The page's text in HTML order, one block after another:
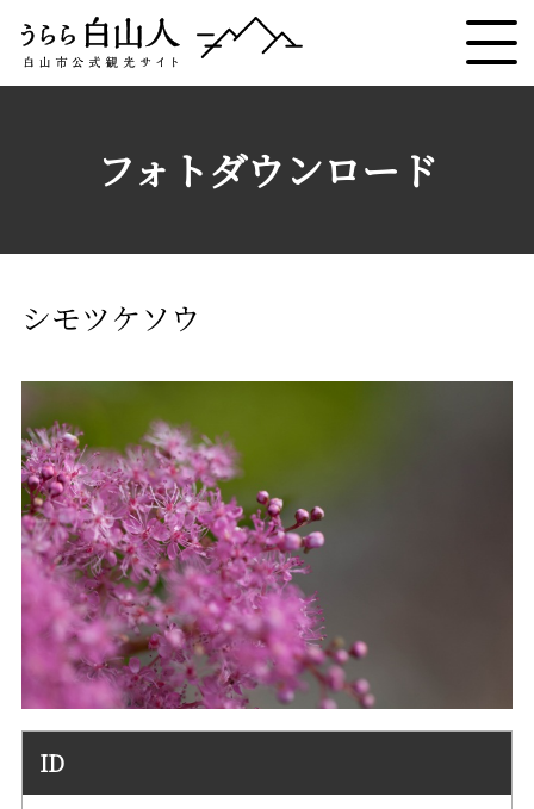
フォトダウンロード
シモツケソウ
ID